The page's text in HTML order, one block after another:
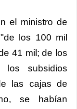
el ministro de
los 100 mil
41 mil; de los
subsidios
las cajas de
se habían